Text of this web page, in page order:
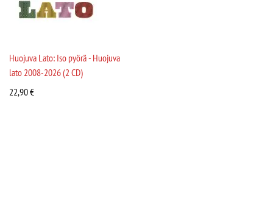
Huojuva Lato: Iso pyörä - Huojuva
lato 2008-2026 (2 CD)
22,90€